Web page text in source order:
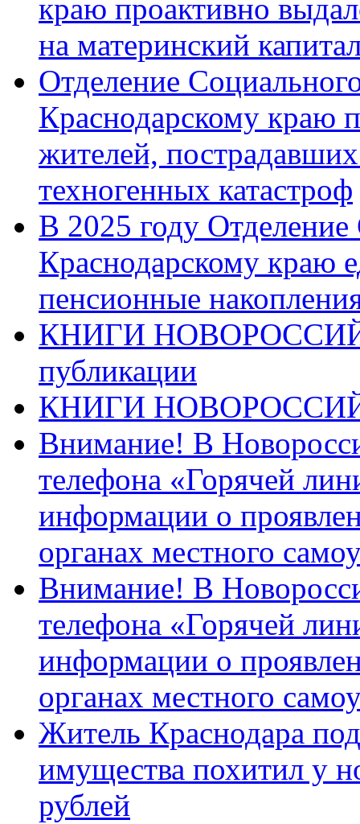
краю проактивно
на материнский
Отделение
Краснодарскому краю
жителей,
техногенных катастроф
В 2025 году
Краснодарскому краю
пенсионные
КНИГИ
публикации
КНИГИ
Внимание! В
телефона «Горячей
информации о
органах местного
Внимание! В
телефона «Горячей
информации о
органах местного
Житель Краснодара
имущества похитил у
рублей